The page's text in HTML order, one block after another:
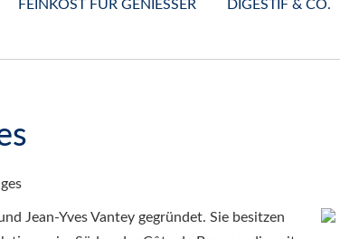
FEINKOST FÜR GENIESSER DIGESTIF & CO.
Jean-Yves Vantey gegründet. Sie besitzen